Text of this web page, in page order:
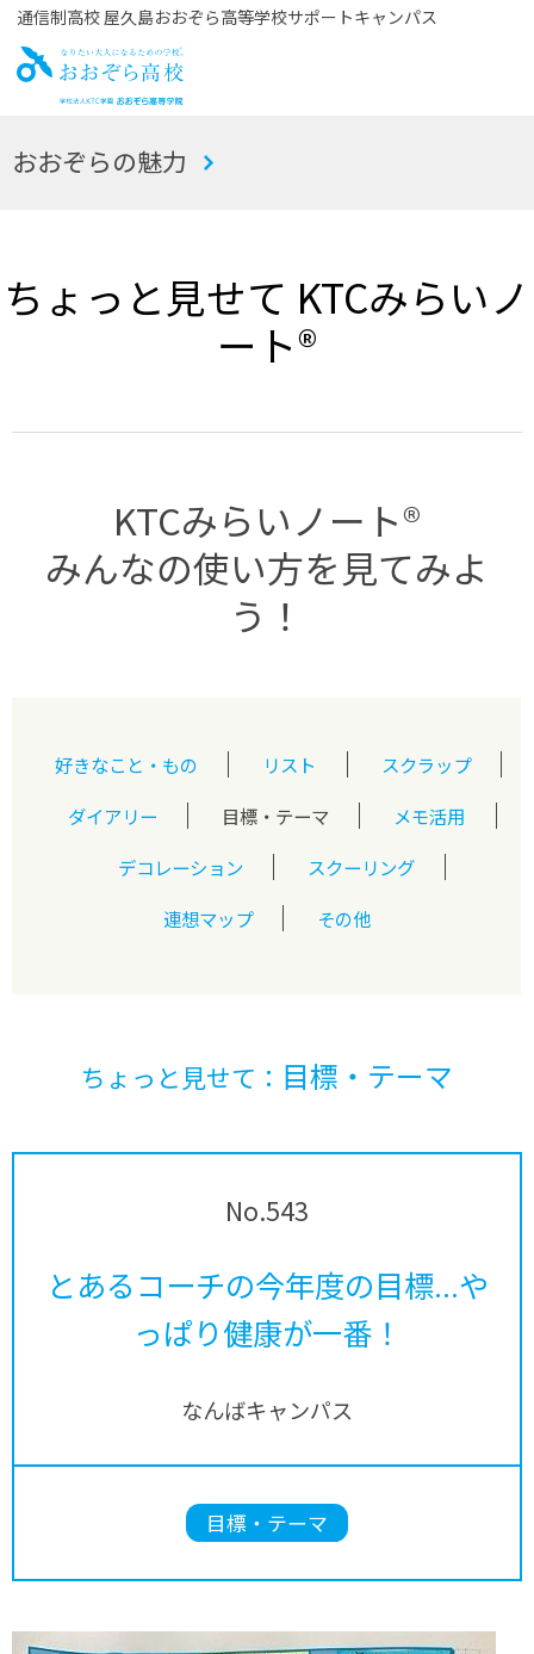
通信制高校 屋久島おおぞら高等学校サポートキャンパス
お
おおぞらの魅力
ちょっと見せて KTCみらいノ
ート®
KTCみらいノート®
みんなの使い方を見てみよ
う！
好きなこと・もの リスト
スクラップ
ダイアリー
目標・テーマ
メモ活用
デコレーション
スクーリング
連想マップ
その他
ちょっと見せて： 目標・テーマ
No.543
とあるコーチの今年度の目標...や
っぱり健康が一番！
なんばキャンパス
目標・テーマ